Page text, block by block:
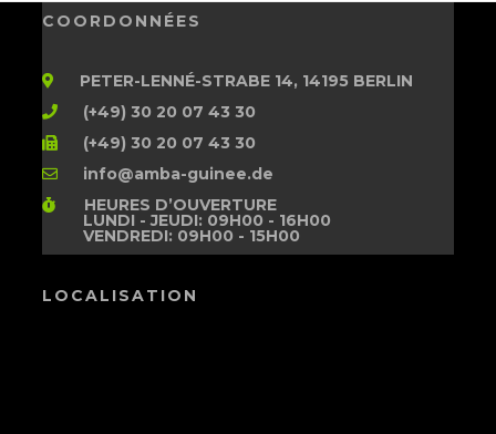
COORDONNÉES
PETER-LENNÉ-STRABE 14, 14195 BERLIN
(+49) 30 20 07 43 30
(+49) 30 20 07 43 30
info@amba-guinee.de
HEURES D’OUVERTURE
LUNDI - JEUDI: 09H00 - 16H00
VENDREDI: 09H00 - 15H00
LOCALISATION